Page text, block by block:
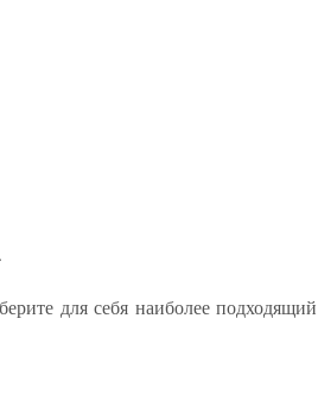
для себя наиболее подходящий